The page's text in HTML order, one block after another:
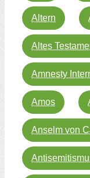
Altern
Altes
Amnesty
Amos
Anselm von